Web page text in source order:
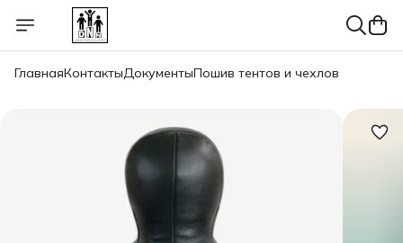
ГлавнаяКонтактыДокументыПошив тентов и чехлов